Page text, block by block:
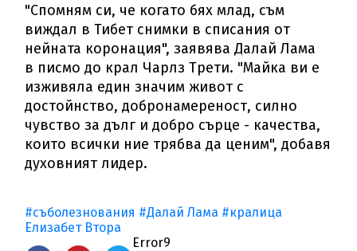
"Спомням си, че когато бях млад, съм
виждал в Тибет снимки в списания от
нейната коронация", заявява Далай Лама
в писмо до крал Чарлз Трети. "Майка ви е
изживяла един значим живот с
достойнство, добронамереност, силно
чувство за дълг и добро сърце - качества,
които всички ние трябва да ценим", добавя
духовният лидер.
#съболезнования #Далай Лама #кралица
Елизабет Втора
Error9